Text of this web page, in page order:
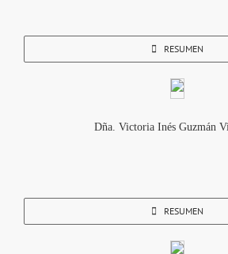
RESUMEN
Dña. Victoria Inés Guzmán
RESUMEN